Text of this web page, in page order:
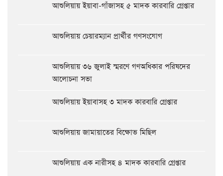
আশুলিয়ায় ইয়াবা-গাঁজাসহ ৫ মাদক কারবারি গ্রেপ্তার
আশুলিয়ায় চেয়ারম্যান প্রার্থীর গণসংযোগ
আশুলিয়ায় ৩৬ জুলাই স্মরণে গণঅধিকার পরিষদের
আলোচনা সভা
আশুলিয়ায় ইয়াবাসহ ৩ মাদক কারবারি গ্রেপ্তার
আশুলিয়ায় জামায়াতের বিক্ষোভ মিছিল
আশুলিয়ায় এক নারীসহ ৪ মাদক কারবারি গ্রেপ্তার